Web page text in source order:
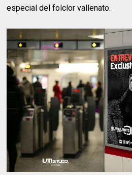
especial del folclor vallenato.